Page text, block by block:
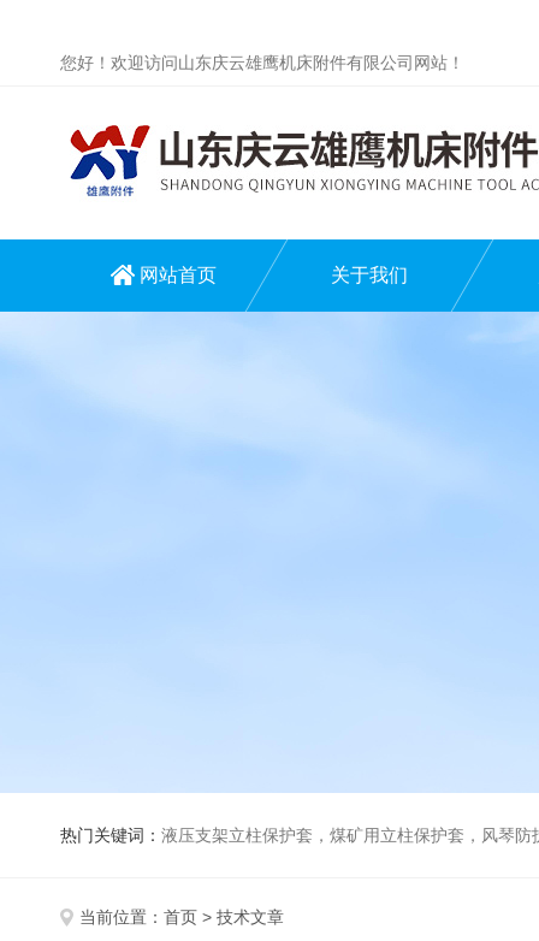
您好！欢迎访问山东庆云雄鹰机床附件有限公司网站！
网站首页 关于我们
热门关键词： 液压支架立柱保护套，煤矿用立柱保护套，风琴
当前位置： 首页 > 技术文章